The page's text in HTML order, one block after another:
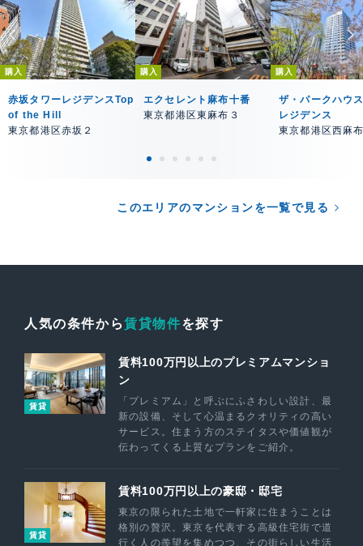
購入
赤坂タワーレジデンスTop
of the Hill
東京都港区赤坂２
購入
エクセレント麻布十番
東京都港区東麻布３
購入
ザ・パークハウ
レジデンス
東京都港区西麻
このエリアのマンションを一覧で見る
人気の条件から賃貸物件を探す
賃貸
賃料100万円以上のプレミアムマンショ
ン
「プレミアム」と呼ぶにふさわしい設計、最
新の設備、そして心温まるクオリティの高い
サービス。住まう方のステイタスや価値観が
伝わってくる上質なプランをご紹介。
賃貸
賃料100万円以上の豪邸・邸宅
東京の限られた土地で一軒家に住まうことは
格別の贅沢。東京を代表する高級住宅街で道
行く人の羨望を集めつつ、その街らしい生活